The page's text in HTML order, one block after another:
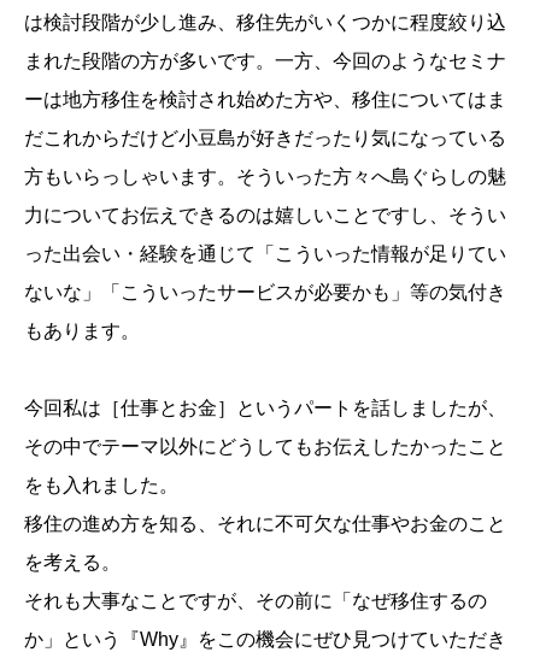
は検討段階が少し進み、移住先がいくつかに程度絞り込
まれた段階の方が多いです。一方、今回のようなセミナ
ーは地方移住を検討され始めた方や、移住についてはま
だこれからだけど小豆島が好きだったり気になっている
方もいらっしゃいます。そういった方々へ島ぐらしの魅
力についてお伝えできるのは嬉しいことですし、そうい
った出会い・経験を通じて「こういった情報が足りてい
ないな」「こういったサービスが必要かも」等の気付き
もあります。
今回私は［仕事とお金］というパートを話しましたが、
その中でテーマ以外にどうしてもお伝えしたかったこと
をも入れました。
移住の進め方を知る、それに不可欠な仕事やお金のこと
を考える。
それも大事なことですが、その前に「なぜ移住するの
か」という『Why』をこの機会にぜひ見つけていただき